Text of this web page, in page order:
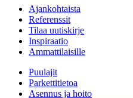
Ajankohtaista
Referenssit
Tilaa uutiskirje
Inspiraatio
Ammattilaisille
Puulajit
Parkettitietoa
Asennus ja hoito